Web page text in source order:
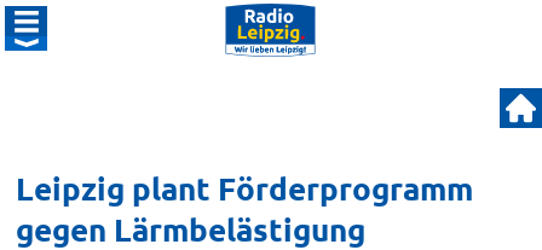
Leipzig plant Förderprogramm
gegen Lärmbelästigung